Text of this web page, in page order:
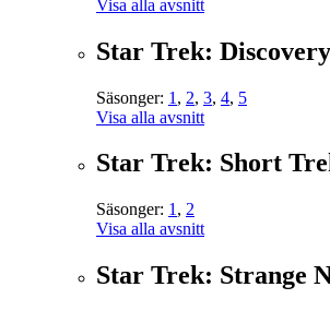
Visa alla avsnitt
Star Trek: Discovery
Säsonger: 1 , 2, 3, 4, 5
Visa alla avsnitt
Star Trek: Short
Säsonger: 1 , 2
Visa alla avsnitt
Star Trek: Strange